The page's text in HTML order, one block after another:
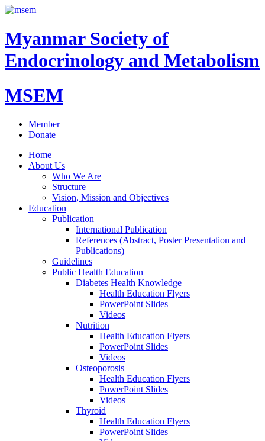
Myanmar Society of
Endocrinology and Metabolism
MSEM
Member
Donate
Home
About Us
Who We Are
Structure
Vision, Mission and Objectives
Education
Publication
International Publication
References (Abstract, Poster Presentation and
Publications)
Guidelines
Public Health Education
Diabetes Health Knowledge
Health Education Flyers
PowerPoint Slides
Videos
Nutrition
Health Education Flyers
PowerPoint Slides
Videos
Osteoporosis
Health Education Flyers
PowerPoint Slides
Videos
Thyroid
Health Education Flyers
PowerPoint Slides